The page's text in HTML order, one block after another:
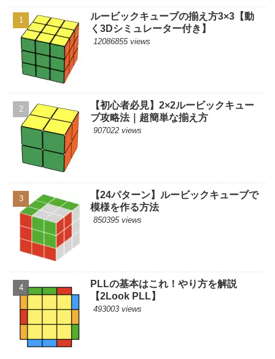
ルービックキューブの揃え方3×3【動
く3Dシミュレーター付き】
12086855 views
【初心者必見】2×2ルービックキュー
ブ攻略法｜超簡単な揃え方
907022 views
【24パターン】ルービックキューブで
模様を作る方法
850395 views
PLLの基本はこれ！やり方を解説
【2Look PLL】
493003 views